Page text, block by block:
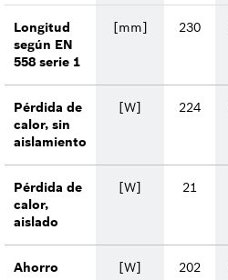
Longitud
según EN
558 serie 1
[mm] 230
Pérdida de
calor, sin
aislamiento
[W] 224
Pérdida de
calor,
aislado
[W] 21
Ahorro [W] 202